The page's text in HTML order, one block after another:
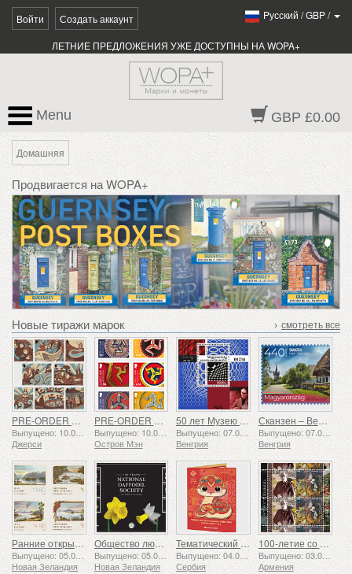
Войти Создать аккаунт Pусский /GBP/
ЛЕТНИЕ ПРЕДЛОЖЕНИЯ УЖЕ ДОСТУПНЫ НА WOPA+
GBP £0.00
Menu
Домашняя
Продвигается на WOPA+
Новые тиражи марок › смотреть все
PRE-ORDER Рассказы о Сент-Хелиере
Джерси
PRE-ORDER Коллекция «Трискелион II»
Выпущено: 10.08.2026
Остров Мэн
50 лет Музею Вазарели в Пече
Венгрия
Сканзен – Венгерский музей под открытым небом
Выпущено: 07.08.2026
Венгрия
Ранние открытки
Выпущено: 05.08.2026
Новая Зеландия
Общество любителей нарциссов: 100 лет
Выпущено: 05.08.2026
Новая Зеландия
Тематический набор - Год Змеи
Выпущено: 04.08.2026
Сербия
100-летие со дня рождения Григора Ханджяна
Выпущено: 03.08.2026
Армения